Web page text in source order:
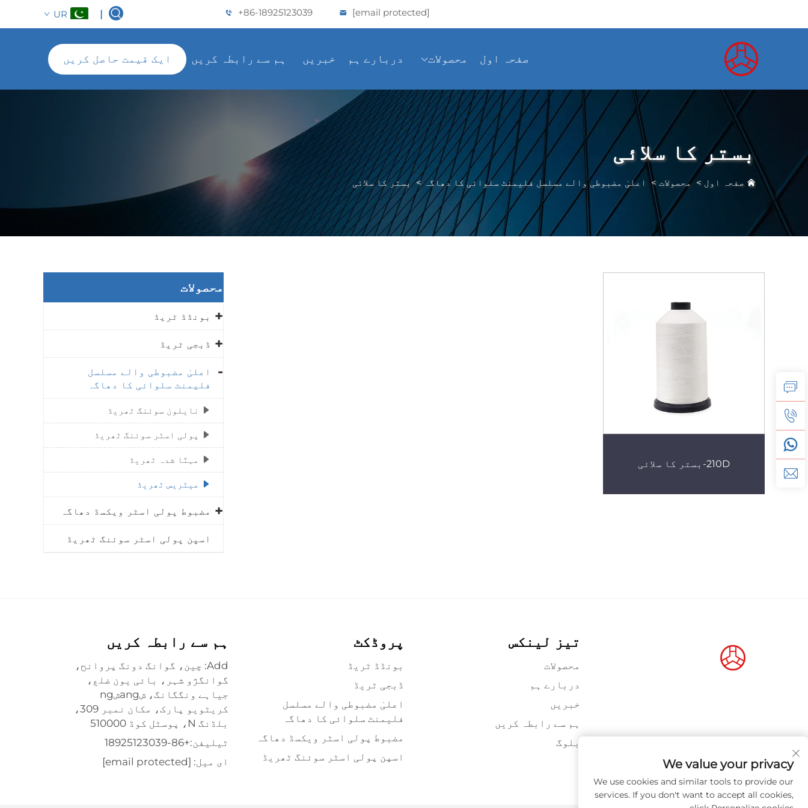
+86-18925123039 [email protected]
|
UR
صفحہ اول محصولات دربارے ہم خبریں ہم سے رابطہ کریں ایک قیمت حاصل کریں
بستر کا سلائی
صفحہ اول >محصولات > اعلیٰ مضبوطی والے مسلسل فلیمنٹ سلوائی کا دھاگہ>بستر کا سلائی
محصولات
بونڈڈ ٹریڈ
ڈبجی ٹریڈ
اعلیٰ مضبوطی والے مسلسل
فلیمنٹ سلوائی کا دھاگہ
نایلون سوئنگ ٹھریڈ
پولی اسٹر سوئنگ ٹھریڈ
مہتّا شدہ ٹھریڈ
میٹریس ٹھریڈ
مضبوط پولی اسٹر ویکسڈ دھاگہ
اسپن پولی اسٹر سوئنگ ٹھریڈ
210D-بستر کا سلائی
تیز لینکس
محصولات
دربارے ہم
خبریں
ہم سے رابطہ کریں
بلوگ
پروڈکٹ
بونڈڈ ٹریڈ
ڈبجی ٹریڈ
اعلیٰ مضبوطی والے مسلسل
فلیمنٹ سلوائی کا دھاگہ
مضبوط پولی اسٹر ویکسڈ دھاگہ
اسپن پولی اسٹر سوئنگ ٹھریڈ
ہم سے رابطہ کریں
Add: چین، گوانگ دونگ پروانح،
گوانگژو شہر، بائی یون ضلع،
جیاہے ونگگانگ، شangشng
کریٹویو پارک، مکان نمبر 309،
بلڈنگ N، پوسٹل کوڈ 510000
ٹیلیفن:+86-18925123039
ای میل: [email protected] We value your privacy
We use cookies and similar tools to provide our
services. If you don't want to accept all cookies,